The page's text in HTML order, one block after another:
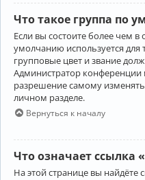
Что такое группа по
Если вы состоите более чем
умолчанию используется для
групповые цвет и звание
Администратор конференции
разрешение самому
личном разделе.
Вернуться к началу
Что означает ссылка
На этой странице вы найдёте